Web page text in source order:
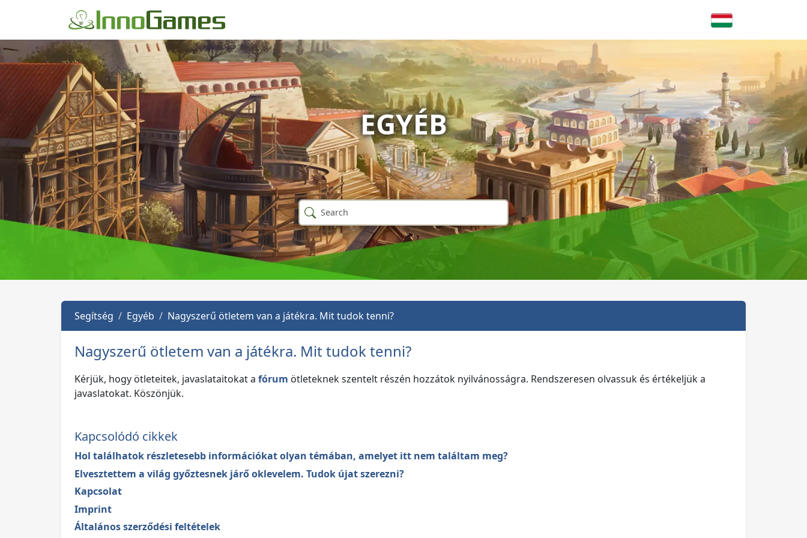
EGYÉB
Segítség Egyéb Nagyszerű ötletem van a játékra. Mit tudok tenni?
Nagyszerű ötletem van a játékra. Mit tudok tenni?
Kérjük, hogy ötleteitek, javaslataitokat a fórum ötleteknek szentelt részén hozzátok nyilvánosságra. Rendszeresen olvassuk és értékeljük a
javaslatokat. Köszönjük.
Kapcsolódó cikkek
Hol találhatok részletesebb információkat olyan témában, amelyet itt nem találtam meg?
Elvesztettem a világ győztesnek járő oklevelem. Tudok újat szerezni?
Kapcsolat
Imprint
Általános szerződési feltételek